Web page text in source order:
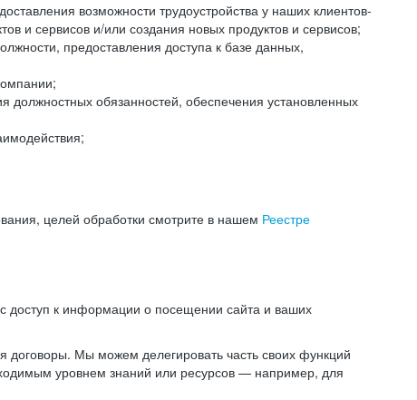
возможности трудоустройства у наших клиентов-
и сервисов и/или создания новых продуктов и сервисов;
предоставления доступа к базе данных,
должностных обязанностей, обеспечения установленных
целей обработки смотрите в нашем Реестре
доступ к информации о посещении сайта и ваших
договоры. Мы можем делегировать часть своих функций
уровнем знаний или ресурсов — например, для